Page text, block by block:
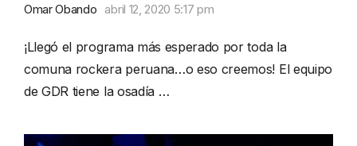
Omar Obando abril 12, 2020 5:17 pm
¡Llegó el programa más esperado por toda la
comuna rockera peruana…o eso creemos! El equipo
de GDR tiene la osadía …